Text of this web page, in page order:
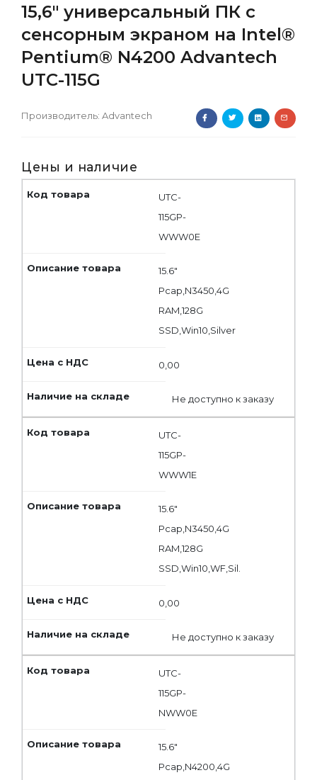
15,6" универсальный ПК с
сенсорным экраном на Intel®
Pentium® N4200 Advantech
UTC-115G
Производитель: Advantech
Цены и наличие
UTC-
115GP-
WWW0E
15.6"
Pcap,N3450,4G
RAM,128G
SSD,Win10,Silver
0,00
Не доступно к заказу
UTC-
115GP-
WWW1E
15.6"
Pcap,N3450,4G
RAM,128G
SSD,Win10,WF,Sil.
0,00
Не доступно к заказу
UTC-
115GP-
NWW0E
15.6"
Pcap,N4200,4G